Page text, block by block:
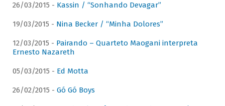
26/03/2015 - Kassin / “Sonhando Devagar”
19/03/2015 - Nina Becker / “Minha Dolores”
12/03/2015 - Pairando – Quarteto Maogani interpreta
Ernesto Nazareth
05/03/2015 - Ed Motta
26/02/2015 - Gó Gó Boys